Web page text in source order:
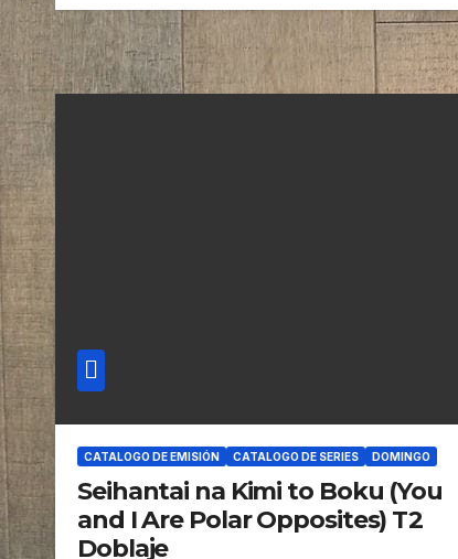
CATALOGO DE EMISIÓN CATALOGO DE SERIES DOMINGO
Seihantai na Kimi to Boku (You
and I Are Polar Opposites) T2
Doblaje